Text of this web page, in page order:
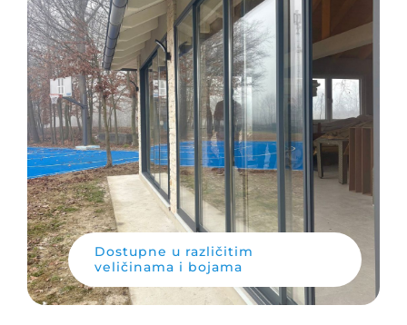
Dostupne u različitim
veličinama i bojama